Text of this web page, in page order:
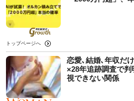
トップページへ
恋愛､結婚､年収だ
×28年追跡調査で
視できない関係